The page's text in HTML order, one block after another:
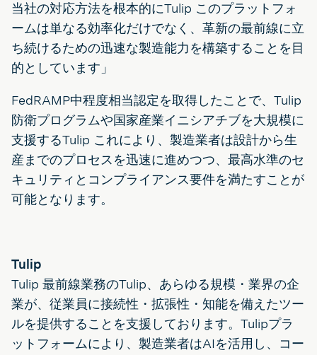
当社の対応方法を根本的にTulip このプラットフォ
ームは単なる効率化だけでなく、革新の最前線に立
ち続けるための迅速な製造能力を構築することを目
的としています」
FedRAMP中程度相当認定を取得したことで、Tulip
防衛プログラムや国家産業イニシアチブを大規模に
支援するTulip これにより、製造業者は設計から生
産までのプロセスを迅速に進めつつ、最高水準のセ
キュリティとコンプライアンス要件を満たすことが
可能となります。
Tulip
Tulip 最前線業務のTulip、あらゆる規模・業界の企
業が、従業員に接続性・拡張性・知能を備えたツー
ルを提供することを支援しております。Tulipプラ
ットフォームにより、製造業者はAIを活用し、コー